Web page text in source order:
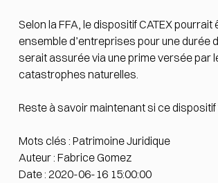
Selon la FFA, le dispositif CATEX
ensemble d’entreprises pour une durée
serait assurée via une prime versée par
catastrophes naturelles.
Reste à savoir maintenant si ce
Mots clés : Patrimoine Juridique
Auteur : Fabrice Gomez
Date : 2020-06-16 15:00:00